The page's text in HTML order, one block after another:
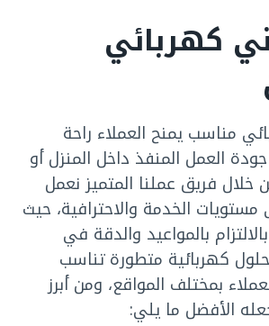
كهربائي
مناسب يمنح العملاء راحة
العمل المنفذ داخل المنزل أو
خلال فريق عملنا المتميز نعمل
الخدمة والاحترافية، حيث
بالمواعيد والدقة في
كهربائية متطورة تناسب
بمختلف المواقع، ومن أبرز
الأفضل ما يلي: